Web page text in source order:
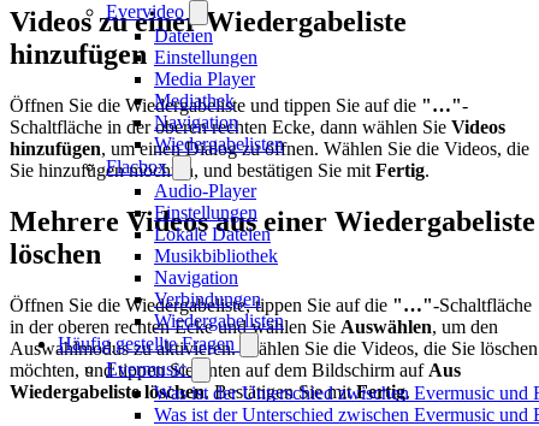
Evervideo
Dateien
Einstellungen
Media Player
Mediathek
Navigation
Wiedergabelisten
Flacbox
Audio-Player
Einstellungen
Lokale Dateien
Musikbibliothek
Navigation
Verbindungen
Wiedergabelisten
Häufig gestellte Fragen
Evermusic
Was ist der Unterschied zwischen Evermusic und
Was ist der Unterschied zwischen Evermusic und
Videos zu einer Wiedergabeliste
hinzufügen
Öffnen Sie die Wiedergabeliste und tippen Sie auf die "…"-
Schaltfläche in der oberen rechten Ecke, dann wählen Sie Videos
hinzufügen, um einen Dialog zu öffnen. Wählen Sie die Videos, die
Sie hinzufügen möchten, und bestätigen Sie mit Fertig.
Mehrere Videos aus einer Wiedergabeliste
löschen
Öffnen Sie die Wiedergabeliste, tippen Sie auf die "…"-Schaltfläche
in der oberen rechten Ecke und wählen Sie Auswählen, um den
Auswahlmodus zu aktivieren. Wählen Sie die Videos, die Sie löschen
möchten, und tippen Sie unten auf dem Bildschirm auf Aus
Wiedergabeliste löschen. Bestätigen Sie mitFertig.